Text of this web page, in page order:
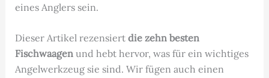
eines Anglers sein.
Dieser Artikel rezensiert die zehn besten
Fischwaagenund hebt hervor, was für ein wichtiges
Angelwerkzeug sie sind. Wir fügen auch einen